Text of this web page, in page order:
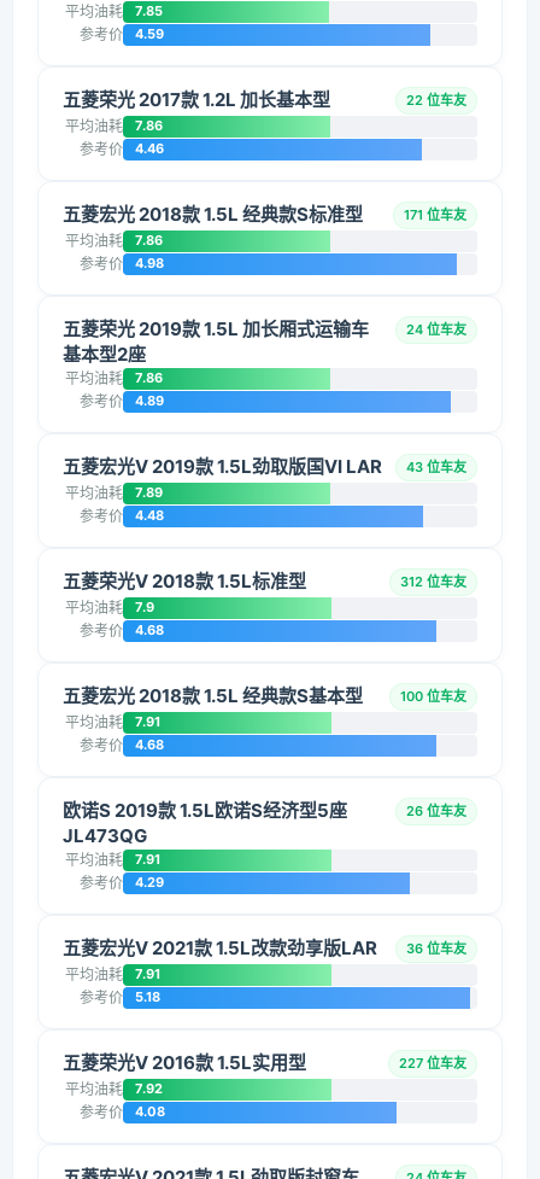
平均油耗 7.85
参考价 4.59
五菱荣光 2017款 1.2L 加长基本型 22 位车友
平均油耗 7.86
参考价 4.46
五菱宏光 2018款 1.5L 经典款S标准型 171 位车友
平均油耗 7.86
参考价 4.98
五菱荣光 2019款 1.5L 加长厢式运输车
基本型2座
24 位车友
平均油耗 7.86
参考价 4.89
五菱宏光V 2019款 1.5L劲取版国VI LAR 43 位车友
平均油耗 7.89
参考价 4.48
五菱荣光V 2018款 1.5L标准型 312 位车友
平均油耗 7.9
参考价 4.68
五菱宏光 2018款 1.5L 经典款S基本型 100 位车友
平均油耗 7.91
参考价 4.68
欧诺S 2019款 1.5L欧诺S经济型5座
JL473QG
26 位车友
平均油耗 7.91
参考价 4.29
五菱宏光V 2021款 1.5L改款劲享版LAR 36 位车友
平均油耗 7.91
参考价 5.18
五菱荣光V 2016款 1.5L实用型 227 位车友
平均油耗 7.92
参考价 4.08